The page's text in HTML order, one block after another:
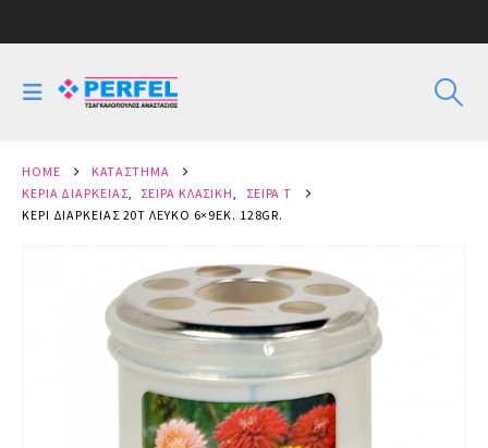
HOME
ΚΑΤΆΣΤΗΜΑ
ΚΕΡΙΆ ΔΙΑΡΚΕΊΑΣ, ΣΕΙΡΆ ΚΛΑΣΙΚΗ,
ΣΕΙΡΆ Τ
ΚΕΡΊ ΔΙΑΡΚΕΊΑΣ 20Τ ΛΕΥΚΌ 6×9ΕΚ. 128GR.